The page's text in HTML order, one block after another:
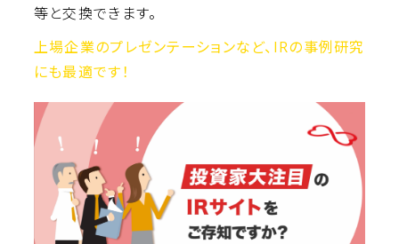
等と交換できます。
上場企業のプレゼンテーションなど、IRの事例研究
にも最適です！